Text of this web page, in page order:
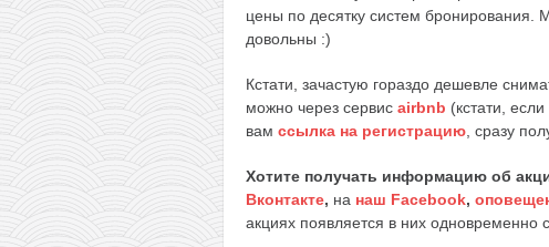
цены по десятку систем бронирования.
довольны :)
Кстати, зачастую гораздо дешевле
можно через сервис airbnb (кстати,
вам ссылка на регистрацию , сразу
Хотите получать информацию об
Вконтакте, на наш Facebook,
акциях появляется в них одновременно